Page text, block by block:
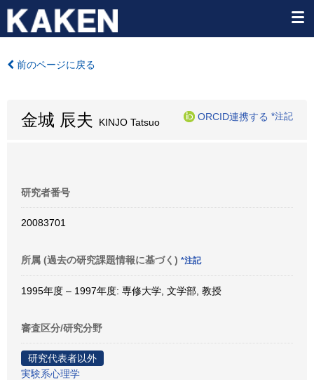
前のページに戻る
金城 辰夫 KINJO Tatsuo
ORCID連携する *注記
研究者番号
20083701
所属 (過去の研究課題情報に基づく) *注記
1995年度 – 1997年度: 専修大学, 文学部, 教授
審査区分/研究分野
研究代表者以外
実験系心理学